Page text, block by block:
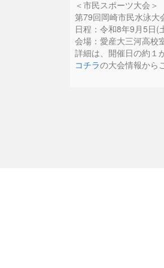
＜市民スポーツ大会＞
第79回岡崎市民水泳大
日程：令和8年9月5日(
会場：愛産大三河高校
詳細は、開催日の約１
コチラの大会情報から